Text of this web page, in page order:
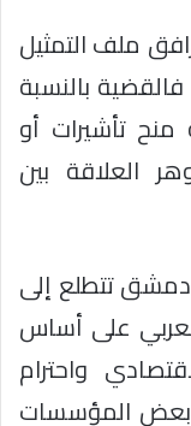
ملف التمثيل
بالنسبة
منح تأشيرات أو
العلاقة بين
تتطلع إلى
على أساس
واحترام
بعض المؤسسات